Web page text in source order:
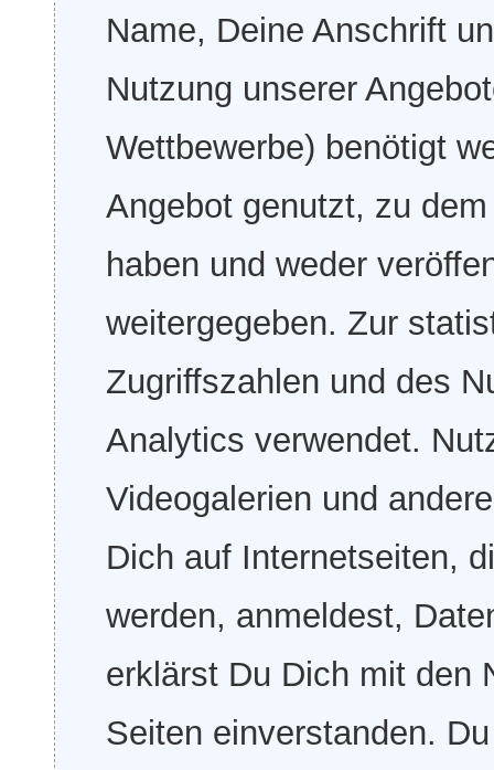
Name, Deine Anschrift
Nutzung unserer
Wettbewerbe) benötigt
Angebot genutzt, zu
haben und weder
weitergegeben. Zur
Zugriffszahlen und des
Analytics verwendet.
Videogalerien und
Dich auf Internetseiten,
werden, anmeldest,
erklärst Du Dich mit den
Seiten einverstanden.